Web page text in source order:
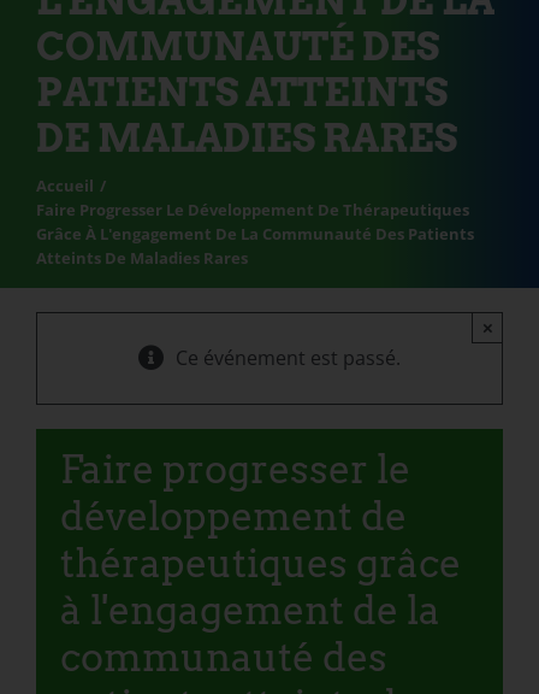
COMMUNAUTÉ DES
PATIENTS ATTEINTS
DE MALADIES RARES
Accueil
Faire Progresser Le Développement De Thérapeutiques
Grâce À L'engagement De La Communauté Des Patients
Atteints De Maladies Rares
Ce événement est passé.
×
Faire progresser le
développement de
thérapeutiques grâce
à l'engagement de la
communauté des